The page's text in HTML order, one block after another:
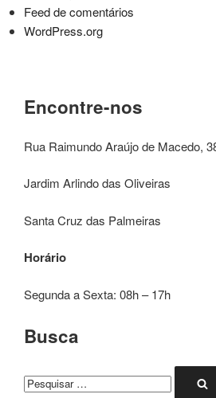
Feed de comentários
WordPress.org
Encontre-nos
Rua Raimundo Araújo de Macedo,
Jardim Arlindo das Oliveiras
Santa Cruz das Palmeiras
Horário
Segunda a Sexta: 08h – 17h
Busca
Pesquisar
por: